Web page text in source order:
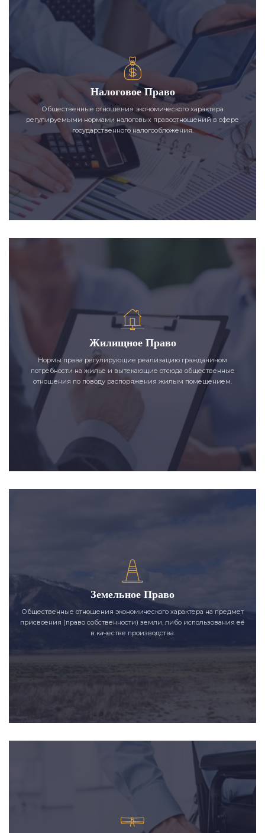
Налоговое Право
Общественные отношения экономического характера
регулируемыми нормами налоговых правоотношений в сфере
государственного налогообложения.
Жилищное Право
Нормы права регулирующие реализацию гражданином
потребности на жилье и вытекающие отсюда общественные
отношения по поводу распоряжения жилым помещением.
Земельное Право
Общественные отношения экономического характера на предмет
присвоения (право собственности) земли, либо использования её
в качестве производства.